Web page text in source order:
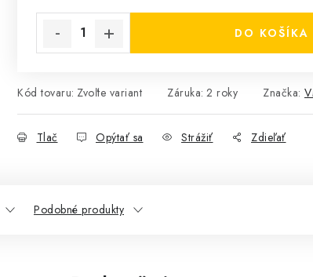
DO KOŠÍKA
Kód tovaru: Zvoľte variant Záruka: 2 roky Značka:
Tlač Opýtať sa Strážiť Zdieľať
Podobné produkty